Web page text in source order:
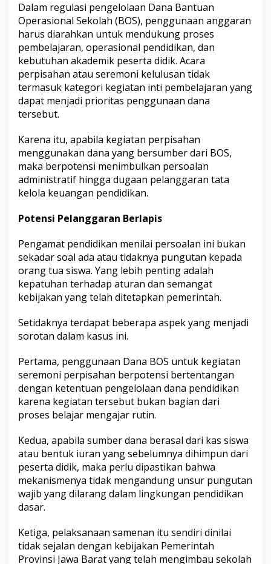
Dalam regulasi pengelolaan Dana Bantuan
Operasional Sekolah (BOS), penggunaan anggaran
harus diarahkan untuk mendukung proses
pembelajaran, operasional pendidikan, dan
kebutuhan akademik peserta didik. Acara
perpisahan atau seremoni kelulusan tidak
termasuk kategori kegiatan inti pembelajaran yang
dapat menjadi prioritas penggunaan dana
tersebut.
Karena itu, apabila kegiatan perpisahan
menggunakan dana yang bersumber dari BOS,
maka berpotensi menimbulkan persoalan
administratif hingga dugaan pelanggaran tata
kelola keuangan pendidikan.
Potensi Pelanggaran Berlapis
Pengamat pendidikan menilai persoalan ini bukan
sekadar soal ada atau tidaknya pungutan kepada
orang tua siswa. Yang lebih penting adalah
kepatuhan terhadap aturan dan semangat
kebijakan yang telah ditetapkan pemerintah.
Setidaknya terdapat beberapa aspek yang menjadi
sorotan dalam kasus ini.
Pertama, penggunaan Dana BOS untuk kegiatan
seremoni perpisahan berpotensi bertentangan
dengan ketentuan pengelolaan dana pendidikan
karena kegiatan tersebut bukan bagian dari
proses belajar mengajar rutin.
Kedua, apabila sumber dana berasal dari kas siswa
atau bentuk iuran yang sebelumnya dihimpun dari
peserta didik, maka perlu dipastikan bahwa
mekanismenya tidak mengandung unsur pungutan
wajib yang dilarang dalam lingkungan pendidikan
dasar.
Ketiga, pelaksanaan samenan itu sendiri dinilai
tidak sejalan dengan kebijakan Pemerintah
Provinsi Jawa Barat yang telah mengimbau sekolah